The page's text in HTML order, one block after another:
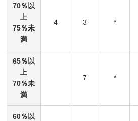
70％以
上
75％未
満
4 3 *
65％以
上
70％未
満
7 *
60％以